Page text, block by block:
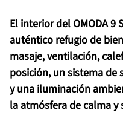
El interior del OMODA 9
auténtico refugio de
masaje, ventilación,
posición, un sistema de
y una iluminación
la atmósfera de calma y